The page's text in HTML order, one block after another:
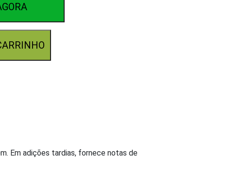
Em adições tardias, fornece notas de